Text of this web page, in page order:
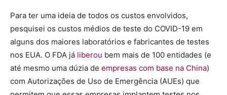
Para ter uma ideia de todos os custos envolvidos,
pesquisei os custos médios de teste do COVID-19 em
alguns dos maiores laboratórios e fabricantes de testes
nos EUA. O FDA já liberou bem mais de 100 entidades (e
até mesmo uma dúzia de empresas com base na China)
com Autorizações de Uso de Emergência (AUEs) que